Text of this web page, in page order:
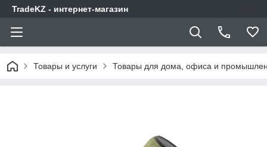
TradeKZ - интернет-магазин
Товары и услуги Товары для дома, офиса и